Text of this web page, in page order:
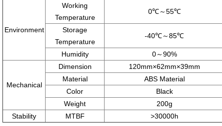
Environment
Working
Temperature
0℃～55℃
Storage
Temperature
-40℃～85℃
Humidity 0～90%
Mechanical
Dimension
120mm×62mm×39mm
Material
ABS Material
Color
Black
Weight
200g
Stability
MTBF >30000h